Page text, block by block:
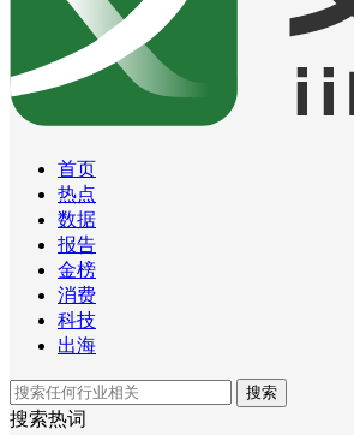
首页
热点
数据
报告
金榜
消费
科技
出海
搜索
搜索热词